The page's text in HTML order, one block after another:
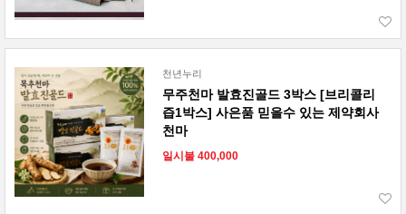
천년누리
무주천마 발효진골드 3박스 [브리콜리
즙1박스] 사은품 믿을수 있는 제약회사
천마
일시불 400,000